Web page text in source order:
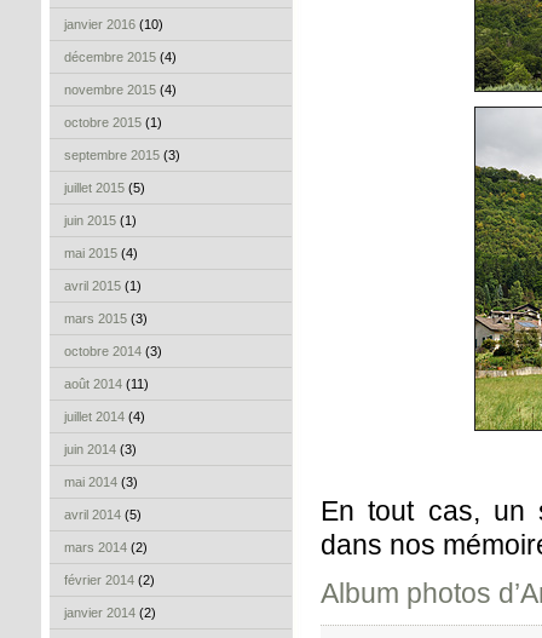
janvier 2016 (10)
décembre 2015 (4)
novembre 2015 (4)
octobre 2015 (1)
septembre 2015 (3)
juillet 2015 (5)
juin 2015 (1)
mai 2015 (4)
avril 2015 (1)
mars 2015 (3)
octobre 2014 (3)
août 2014 (11)
juillet 2014 (4)
juin 2014 (3)
mai 2014 (3)
avril 2014 (5)
mars 2014 (2)
février 2014 (2)
janvier 2014 (2)
En tout cas, un
dans nos
Album photos